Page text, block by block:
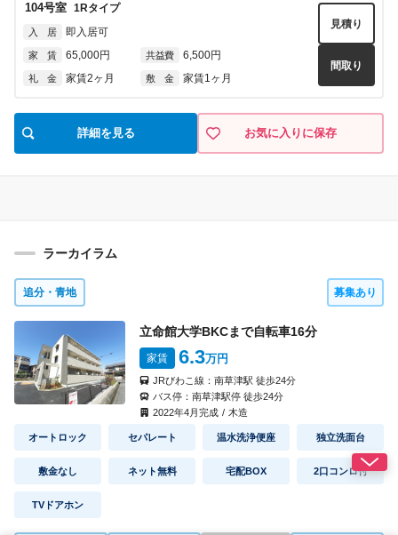
家 賃 54,000円
礼 金 なし
間取り
5015 号室
入 居 即入居可
家 賃 54,000円 5,000円
家 賃 54,000円
礼 金 なし
タイプ
入 居 即入居可
家 賃 54,000円 5,000円
なし 敷 金 なし
6008 号室 1K(A1) タイプ
入 居 即入居可
見積り
104号室 1Rタイプ
入 居 即入居可
家 賃 65,000円 共益費 6,500円
礼 金 家賃2ヶ月 敷 金 家賃1ヶ月
見積り
間取り
詳細を見る お気に入りに保存
ラーカイラム
追分・青地 募集あり
立命館大学BKCまで自転車16分
家賃 6.3万円
JRびわこ線： 南草津駅 徒歩24分
バス停： 南草津駅停徒歩24分
2022年4月完成 / 木造
オートロック セパレート 温水洗浄便座 独立洗面台
敷金なし ネット無料 宅配BOX 2口コンロ付
TVドアホン